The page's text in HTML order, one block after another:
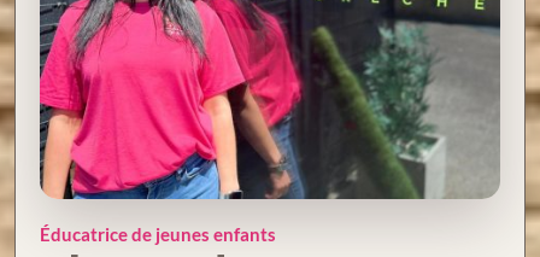
Éducatrice de jeunes enfants